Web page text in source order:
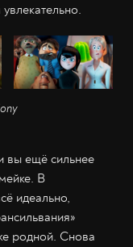
вы ещё сильнее
В
идеально,
родной. Снова